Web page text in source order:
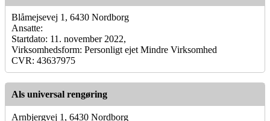
Blåmejsevej 1, 6430 Nordborg
Ansatte:
Startdato: 11. november 2022,
Virksomhedsform: Personligt ejet Mindre Virksomhed
CVR: 43637975
Als universal rengøring
Arnbjergvej 1, 6430 Nordborg